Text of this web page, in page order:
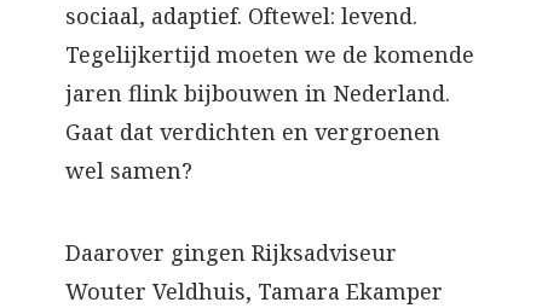
sociaal, adaptief. Oftewel: levend.
Tegelijkertijd moeten we de komende
jaren flink bijbouwen in Nederland.
Gaat dat verdichten en vergroenen
wel samen?
Daarover gingen Rijksadviseur
Wouter Veldhuis, Tamara Ekamper